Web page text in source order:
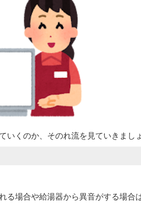
くのか、そのれ流を見ていきまし
る場合や給湯器から異音がする場合